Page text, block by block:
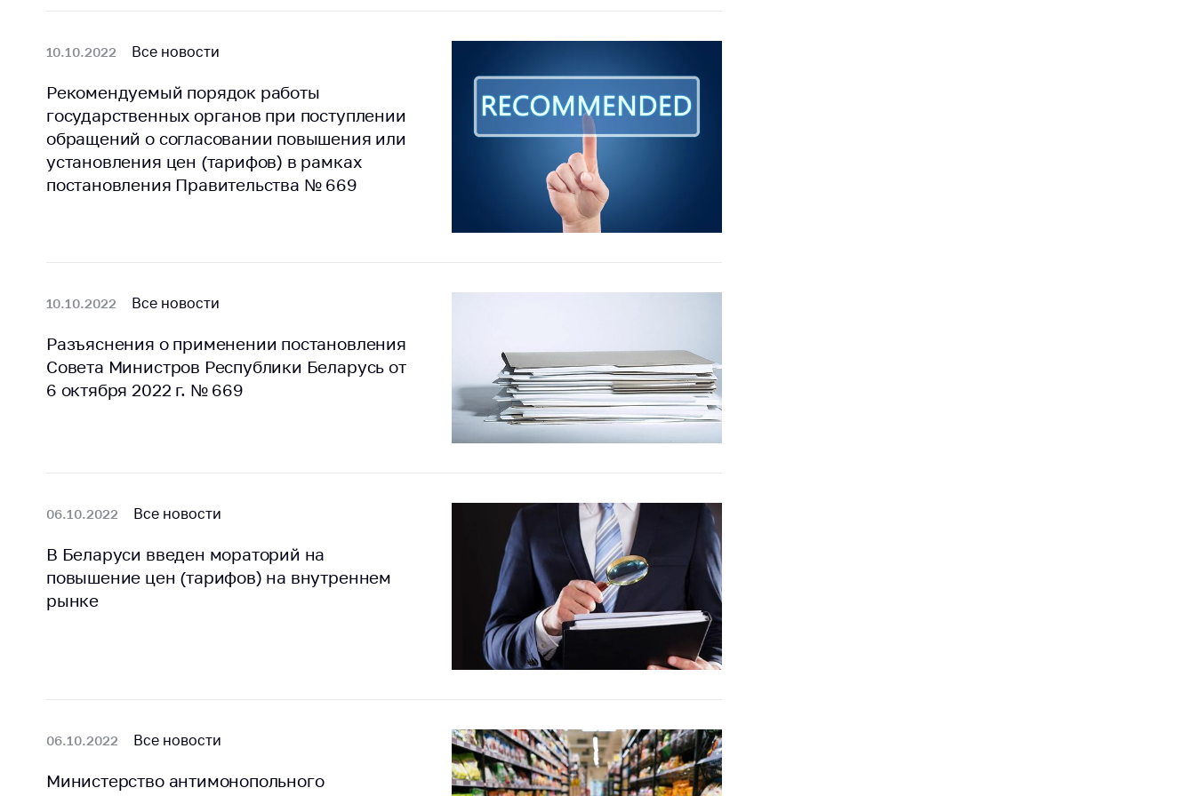
10.10.2022 Все новости
Рекомендуемый порядок работы
государственных органов при поступлении
обращений о согласовании повышения или
установления цен (тарифов) в рамках
постановления Правительства № 669
10.10.2022 Все новости
Разъяснения о применении постановления
Совета Министров Республики Беларусь от
6 октября 2022 г. № 669
06.10.2022 Все новости
В Беларуси введен мораторий на
повышение цен (тарифов) на внутреннем
рынке
06.10.2022 Все новости
Министерство антимонопольного